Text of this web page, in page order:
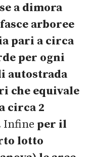
a dimora
arboree
pari a circa
per ogni
autostrada
che equivale
circa 2
Infine per il
lotto